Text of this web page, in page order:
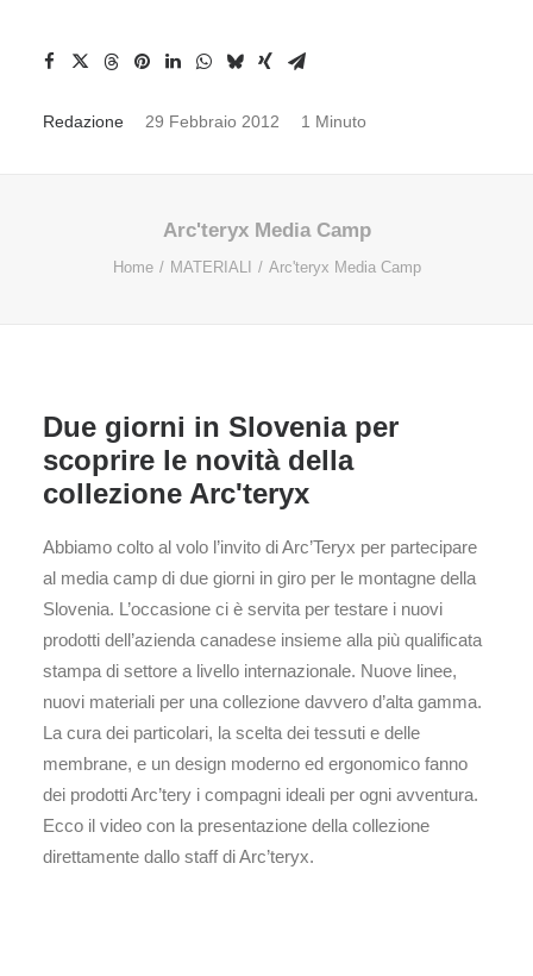
Redazione 29 Febbraio 2012 1 Minuto
Arc'teryx Media Camp
Home MATERIALI Arc'teryx Media Camp
Due giorni in Slovenia per
scoprire le novità della
collezione Arc'teryx
Abbiamo colto al volo l’invito di Arc’Teryx per partecipare
al media camp di due giorni in giro per le montagne della
Slovenia. L’occasione ci è servita per testare i nuovi
prodotti dell’azienda canadese insieme alla più qualificata
stampa di settore a livello internazionale. Nuove linee,
nuovi materiali per una collezione davvero d’alta gamma.
La cura dei particolari, la scelta dei tessuti e delle
membrane, e un design moderno ed ergonomico fanno
dei prodotti Arc’tery i compagni ideali per ogni avventura.
Ecco il video con la presentazione della collezione
direttamente dallo staff di Arc’teryx.